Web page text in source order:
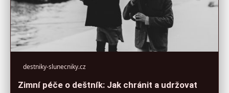
destniky-slunecniky.cz
Zimní péče o deštník: Jak chránit a udržovat